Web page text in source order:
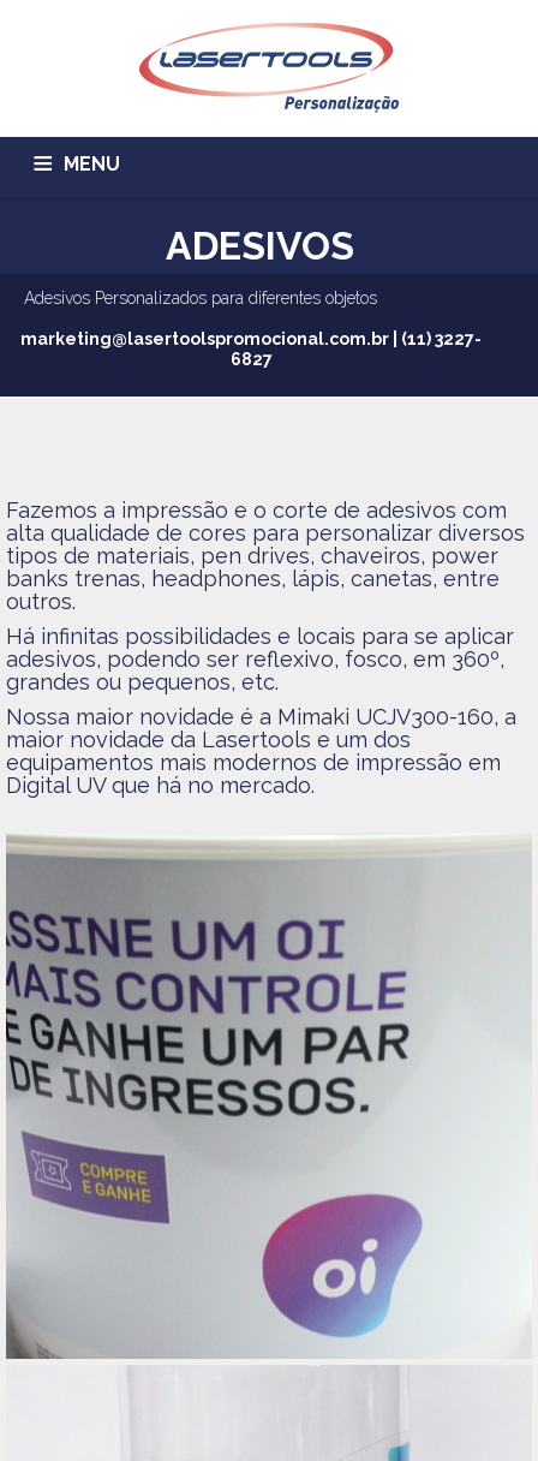
MENU
PRODUTOS TRABALHE CONOSCO
ADESIVOS
Adesivos Personalizados para diferentes objetos
marketing@lasertoolspromocional.com.br | (11) 3227-
6827
Fazemos a impressão e o corte de adesivos com
alta qualidade de cores para personalizar diversos
tipos de materiais, pen drives, chaveiros, power
banks trenas, headphones, lápis, canetas, entre
outros.
Há infinitas possibilidades e locais para se aplicar
adesivos, podendo ser reflexivo, fosco, em 360º,
grandes ou pequenos, etc.
Nossa maior novidade é a Mimaki UCJV300-160, a
maior novidade da Lasertools e um dos
equipamentos mais modernos de impressão em
Digital UV que há no mercado.